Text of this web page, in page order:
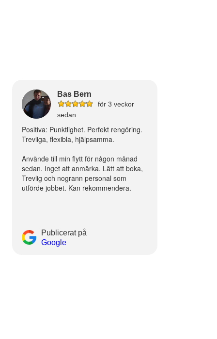
Bas Bern
för 3 veckor
sedan
Positiva: Punktlighet. Perfekt rengöring.
Trevliga, flexibla, hjälpsamma.
Använde till min flytt för någon månad
sedan. Inget att anmärka. Lätt att boka,
Trevlig och nogrann personal som
utförde jobbet. Kan rekommendera.
Publicerat på
Google